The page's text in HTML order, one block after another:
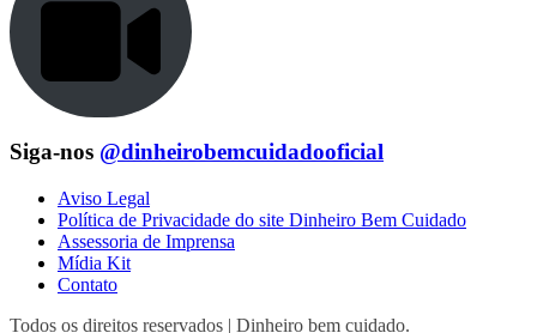
Siga-nos @dinheirobemcuidadooficial
Aviso Legal
Política de Privacidade do site Dinheiro Bem Cuidado
Assessoria de Imprensa
Mídia Kit
Contato
Todos os direitos reservados | Dinheiro bem cuidado.